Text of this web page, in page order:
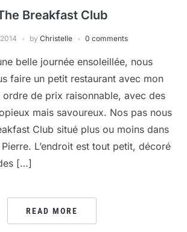
Breakfast Club
by Christelle 0 comments
belle journée ensoleillée, nous
faire un petit restaurant avec mon
de prix raisonnable, avec des
mais savoureux. Nos pas nous
Club situé plus ou moins dans
L’endroit est tout petit, décoré
[…]
READ MORE